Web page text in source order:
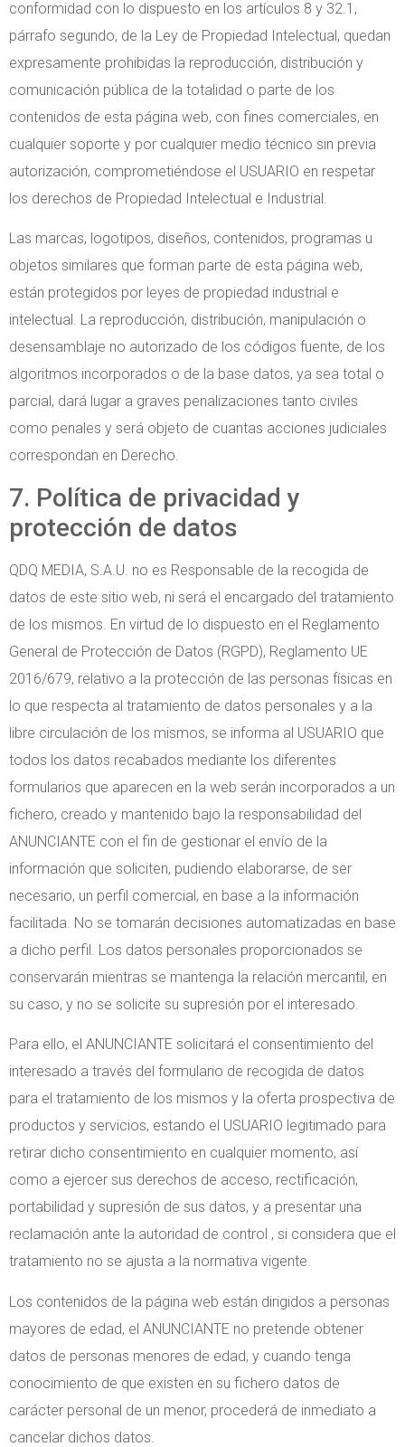
conformidad con lo dispuesto en los artículos 8 y 32.1,
párrafo segundo, de la Ley de Propiedad Intelectual, quedan
expresamente prohibidas la reproducción, distribución y
comunicación pública de la totalidad o parte de los
contenidos de esta página web, con fines comerciales, en
cualquier soporte y por cualquier medio técnico sin previa
autorización, comprometiéndose el USUARIO en respetar
los derechos de Propiedad Intelectual e Industrial.
Las marcas, logotipos, diseños, contenidos, programas u
objetos similares que forman parte de esta página web,
están protegidos por leyes de propiedad industrial e
intelectual. La reproducción, distribución, manipulación o
desensamblaje no autorizado de los códigos fuente, de los
algoritmos incorporados o de la base datos, ya sea total o
parcial, dará lugar a graves penalizaciones tanto civiles
como penales y será objeto de cuantas acciones judiciales
correspondan en Derecho.
7. Política de privacidad y
protección de datos
QDQ MEDIA, S.A.U. no es Responsable de la recogida de
datos de este sitio web, ni será el encargado del tratamiento
de los mismos. En virtud de lo dispuesto en el Reglamento
General de Protección de Datos (RGPD), Reglamento UE
2016/679, relativo a la protección de las personas físicas en
lo que respecta al tratamiento de datos personales y a la
libre circulación de los mismos, se informa al USUARIO que
todos los datos recabados mediante los diferentes
formularios que aparecen en la web serán incorporados a un
fichero, creado y mantenido bajo la responsabilidad del
ANUNCIANTE con el fin de gestionar el envío de la
información que soliciten, pudiendo elaborarse, de ser
necesario, un perfil comercial, en base a la información
facilitada. No se tomarán decisiones automatizadas en base
a dicho perfil. Los datos personales proporcionados se
conservarán mientras se mantenga la relación mercantil, en
su caso, y no se solicite su supresión por el interesado.
Para ello, el ANUNCIANTE solicitará el consentimiento del
interesado a través del formulario de recogida de datos
para el tratamiento de los mismos y la oferta prospectiva de
productos y servicios, estando el USUARIO legitimado para
retirar dicho consentimiento en cualquier momento, así
como a ejercer sus derechos de acceso, rectificación,
portabilidad y supresión de sus datos, y a presentar una
reclamación ante la autoridad de control , si considera que el
tratamiento no se ajusta a la normativa vigente.
Los contenidos de la página web están dirigidos a personas
mayores de edad, el ANUNCIANTE no pretende obtener
datos de personas menores de edad, y cuando tenga
conocimiento de que existen en su fichero datos de
carácter personal de un menor, procederá de inmediato a
cancelar dichos datos.